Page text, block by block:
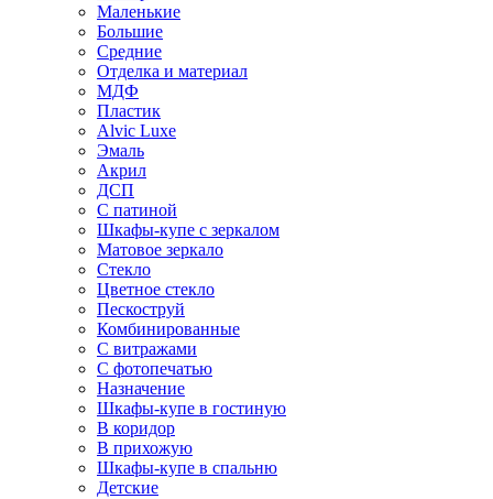
Маленькие
Большие
Средние
Отделка и материал
МДФ
Пластик
Alvic Luxe
Эмаль
Акрил
ДСП
С патиной
Шкафы-купе с зеркалом
Матовое зеркало
Стекло
Цветное стекло
Пескоструй
Комбинированные
С витражами
С фотопечатью
Назначение
Шкафы-купе в гостиную
В коридор
В прихожую
Шкафы-купе в спальню
Детские